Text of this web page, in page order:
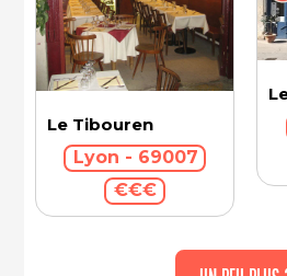
Le Tibouren
Lyon - 69007
€€€